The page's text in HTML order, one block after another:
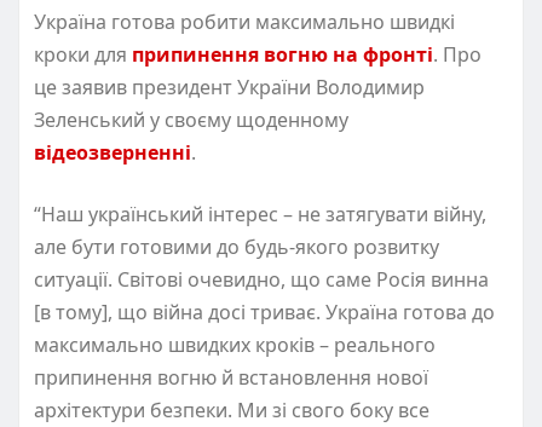
Україна готова робити максимально швидкі
кроки для припинення вогню на фронті. Про
це заявив президент України Володимир
Зеленський у своєму щоденному
відеозверненні.
“Наш український інтерес – не затягувати війну,
але бути готовими до будь-якого розвитку
ситуації. Світові очевидно, що саме Росія винна
[в тому], що війна досі триває. Україна готова до
максимально швидких кроків – реального
припинення вогню й встановлення нової
архітектури безпеки. Ми зі свого боку все